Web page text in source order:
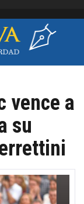
vence a
su